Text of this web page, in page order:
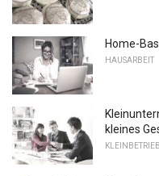
Home-
HAUSARBEIT
kleines
KLEINBETRIEB